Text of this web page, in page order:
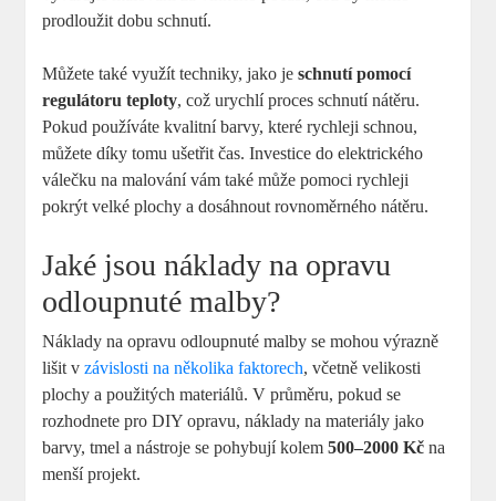
prodloužit dobu schnutí.
Můžete také využít techniky, jako jeschnutí pomocí
regulátoru teploty, což urychlí proces schnutí nátěru.
Pokud používáte kvalitní barvy, které rychleji schnou,
můžete díky tomu ušetřit čas. Investice do elektrického
válečku na malování vám také může pomoci rychleji
pokrýt velké plochy a dosáhnout rovnoměrného nátěru.
Jaké jsou náklady na opravu
odloupnuté malby?
Náklady na opravu odloupnuté malby se mohou výrazně
lišit vzávislosti na několika faktorech, včetně velikosti
plochy a použitých materiálů. V průměru, pokud se
rozhodnete pro DIY opravu, náklady na materiály jako
barvy, tmel a nástroje se pohybují kolem500–2000 Kč na
menší projekt.